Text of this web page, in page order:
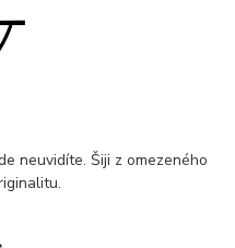
neuvidíte. Šiji z omezeného